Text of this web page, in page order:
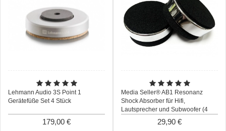
Lehmann Audio 3S Point 1
Gerätefüße Set 4 Stück
179,00 €
Media Seller® AB1 Resonanz
Shock Absorber für Hifi,
Lautsprecher und Subwoofer (4
Stück) Farbe: Chrom/Schwarz
29,90 €